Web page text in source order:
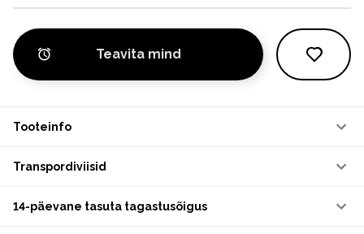
Teavita mind
Tooteinfo
Transpordiviisid
14-päevane tasuta tagastusõigus